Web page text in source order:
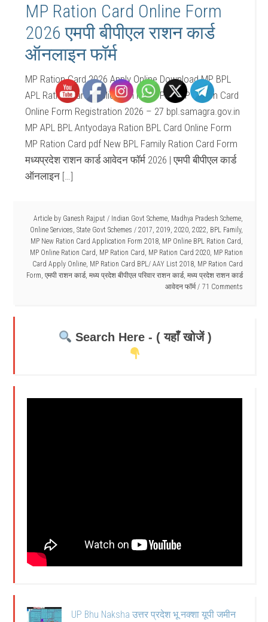
MP Ration Card Online Form
2026 एमपी बीपीएल राशन कार्ड
ऑनलाइन फॉर्म
MP Ration Card 2026 Apply Online Download MP BPL
APL Ration Card Application Form PDF MP Ration Card
Online Form Registration 2026 – 27 bpl.samagra.gov.in
MP APL BPL Antyodaya Ration BPL Card Online Form
MP Ration Card pdf New BPL Family Ration Card Form
मध्यप्रदेश राशन कार्ड आवेदन फॉर्म 2026 | एमपी बीपीएल कार्ड
ऑनलाइन […]
Article by Ganesh Rajput / Indian Govt Scheme, Madhya Pradesh Scheme,
Online Services, State Govt Schemes / 2017, 2019, 2020, 2022, BPL Family,
MP New Ration Card Application Form 2018, MP Online BPL Ration Card,
MP Online Ration Card, MP Ration Card, MP Ration Card 2020, MP Ration
Card Apply Online, MP Ration Card BPL/ AAY List 2018, MP Ration Card
Form, एमपी राशन कार्ड, मध्य प्रदेश बीपीएल परिवार राशन कार्ड, मध्य प्रदेश राशन कार्ड
आवेदन फॉर्म
71 Comments
Search Here - ( यहाँ खोजें )
UP Bhu Naksha उत्तर प्रदेश भू नक्शा यूपी जमीन